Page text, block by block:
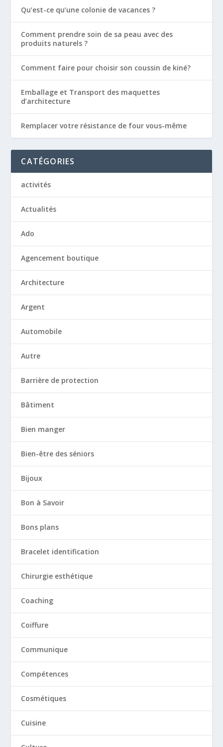
Qu’est-ce qu’une colonie de vacances ?
Comment prendre soin de sa peau avec des
produits naturels ?
Comment faire pour choisir son coussin de kiné?
Emballage et Transport des maquettes
d’architecture
Remplacer votre résistance de four vous-même
CATÉGORIES
activités
Actualités
Ado
Agencement boutique
Architecture
Argent
Automobile
Autre
Barrière de protection
Bâtiment
Bien manger
Bien-être des séniors
Bijoux
Bon à Savoir
Bons plans
Bracelet identification
Chirurgie esthétique
Coaching
Coiffure
Communique
Compétences
Cosmétiques
Cuisine